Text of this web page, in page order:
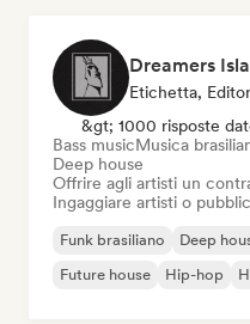
Dreamers
Etichetta,
&gt; 1000 risposte
Bass musicMusica
Deep house
Offrire agli artisti un
Ingaggiare artisti o
Funk brasiliano Deep
Future house
Hip-hop